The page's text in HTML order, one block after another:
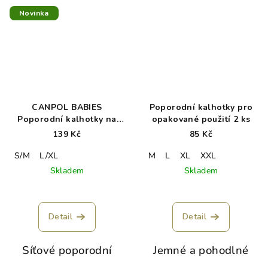
Novinka
CANPOL BABIES
Poporodní kalhotky na
více použití 2ks
139 Kč
S/M
L/XL
Skladem
Detail
Síťové poporodní
Poporodní kalhotky pro
opakované použití 2 ks
85 Kč
M
L XL
XXL
Skladem
Detail
Jemné a pohodlné